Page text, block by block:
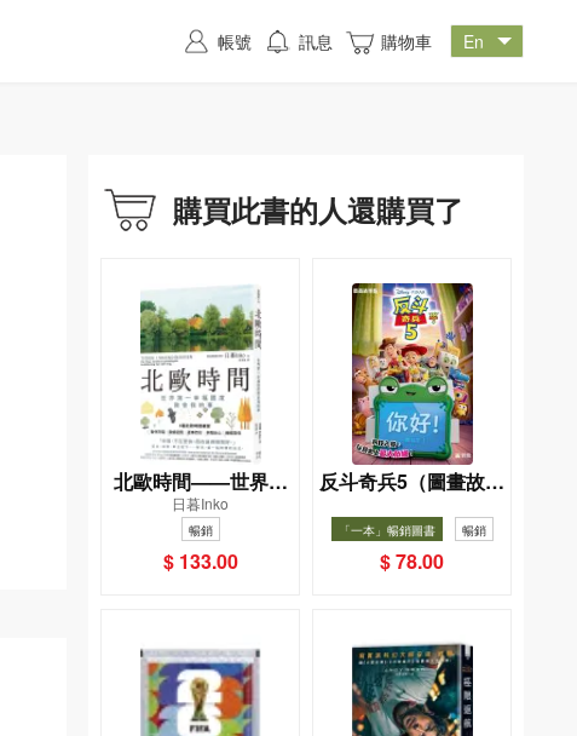
購買此書的人還購買了
北歐時間——世界第
一幸福國度教會我的
事
日暮Inko
暢銷
$ 133.00
反斗奇兵5（圖畫故事
版）
「一本」暢銷圖書 暢銷
$ 78.00
帳號 訊息 購物車